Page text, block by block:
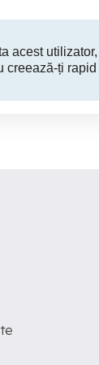
acest
creează-ți